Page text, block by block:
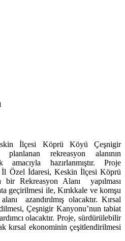
İlçesi Köprü Köyü Çeşnigir
planlanan rekreasyon alanının
hazırlanmıştır. Proje
İl Özel İdaresi, Keskin İlçesi Köprü
bir Rekreasyon Alanı yapılması
geçirilmesi ile, Kırıkkale ve komşu
azandırılmış olacaktır. Kırsal
Çeşnigir Kanyonu’nun tabiat
olacaktır. Proje, sürdürülebilir
kırsal ekonominin çeşitlendirilmesi